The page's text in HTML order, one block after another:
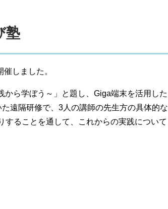
塾
しました。
ら学ぼう～」と題し、Giga端末を活用した
遠隔研修で、3人の講師の先生方の具体的な
ることを通して、これからの実践について